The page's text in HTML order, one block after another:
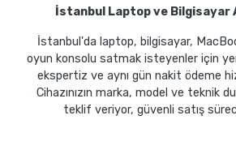
İstanbul Laptop ve Bilgisayar
İstanbul'da laptop, bilgisayar,
oyun konsolu satmak isteyenler için
ekspertiz ve aynı gün nakit ödeme
Cihazınızın marka, model ve teknik
teklif veriyor, güvenli satış